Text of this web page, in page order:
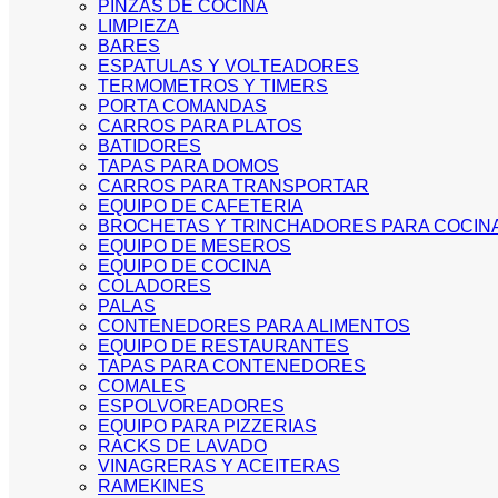
PINZAS DE COCINA
LIMPIEZA
BARES
ESPATULAS Y VOLTEADORES
TERMOMETROS Y TIMERS
PORTA COMANDAS
CARROS PARA PLATOS
BATIDORES
TAPAS PARA DOMOS
CARROS PARA TRANSPORTAR
EQUIPO DE CAFETERIA
BROCHETAS Y TRINCHADORES PARA
EQUIPO DE MESEROS
EQUIPO DE COCINA
COLADORES
PALAS
CONTENEDORES PARA ALIMENTOS
EQUIPO DE RESTAURANTES
TAPAS PARA CONTENEDORES
COMALES
ESPOLVOREADORES
EQUIPO PARA PIZZERIAS
RACKS DE LAVADO
VINAGRERAS Y ACEITERAS
RAMEKINES